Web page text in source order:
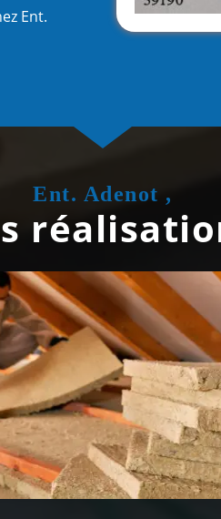
Ent.
Ent. Adenot ,
de toiture 39 Jura